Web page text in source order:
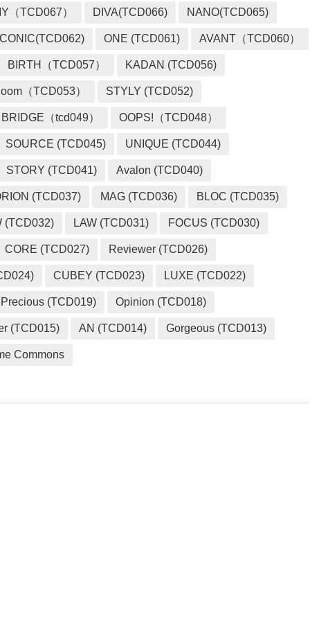
（TCD067） DIVA(TCD066) NANO(TCD065)
ONE (TCD061) AVANT（TCD060）
BIRTH（TCD057） KADAN (TCD056)
（TCD053） STYLY (TCD052)
BRIDGE（tcd049） OOPS!（TCD048）
SOURCE (TCD045) UNIQUE (TCD044)
STORY (TCD041) Avalon (TCD040)
(TCD037) MAG (TCD036) BLOC (TCD035)
(TCD032) LAW (TCD031) FOCUS (TCD030)
CORE (TCD027) Reviewer (TCD026)
CUBEY (TCD023) LUXE (TCD022)
Precious (TCD019) Opinion (TCD018)
(TCD015) AN (TCD014) Gorgeous (TCD013)
Commons